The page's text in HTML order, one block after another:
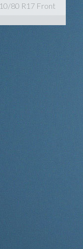
80 R17 Front